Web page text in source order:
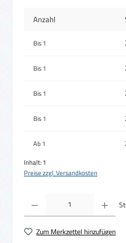
Anzahl
Bis1
Bis1
Bis1
Bis1
Ab1
Inhalt:1
Preise zzgl. Versandkosten
Produkt Anzahl: Gib den
Zum Merkzettel hinzufügen